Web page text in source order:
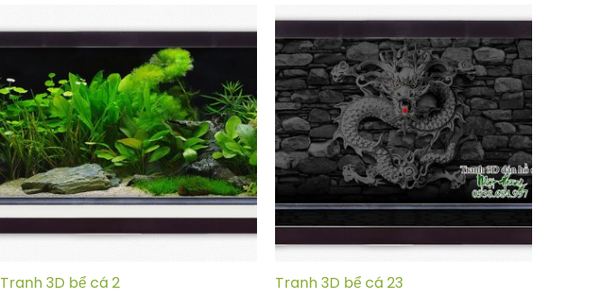
Tranh 3D bể cá 2 Tranh 3D bể cá 23